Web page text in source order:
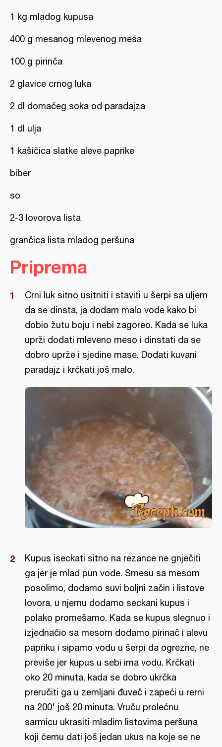
1 kg mladog kupusa
400 g mesanog mlevenog mesa
100 g pirinča
2 glavice crnog luka
2 dl domaćeg soka od paradajza
1 dl ulja
1 kašičica slatke aleve paprike
biber
so
2-3 lovorova lista
grančica lista mladog peršuna
Priprema
Crni luk sitno usitniti i staviti u šerpi sa uljem
da se dinsta, ja dodam malo vode kako bi
dobio žutu boju i nebi zagoreo. Kada se luka
uprži dodati mleveno meso i dinstati da se
dobro uprže i sjedine mase. Dodati kuvani
paradajz i krčkati još malo.
Kupus iseckati sitno na rezance ne gnječiti
ga jer je mlad pun vode. Smesu sa mesom
posolimo, dodamo suvi boljni začin i listove
lovora, u njemu dodamo seckani kupus i
polako promešamo. Kada se kupus slegnuo i
izjednačio sa mesom dodamo pirinač i alevu
papriku i sipamo vodu u šerpi da ogrezne, ne
previše jer kupus u sebi ima vodu. Krčkati
oko 20 minuta, kada se dobro ukrčka
preručiti ga u zemljani đuveč i zapeći u rerni
na 200' još 20 minuta. Vruču prolećnu
sarmicu ukrasiti mladim listovima peršuna
koji ćemu dati još jedan ukus na koje se ne